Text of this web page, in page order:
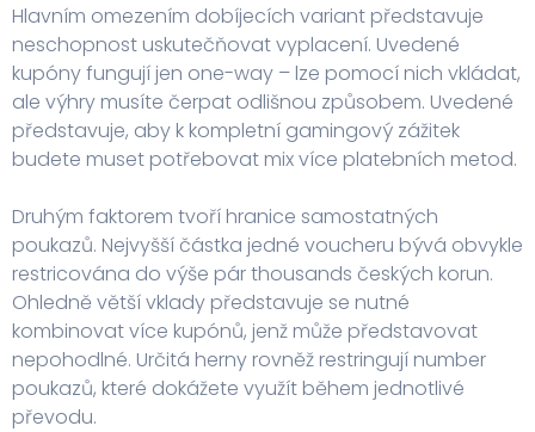
Hlavním omezením dobíjecích variant představuje
neschopnost uskutečňovat vyplacení. Uvedené
kupóny fungují jen one-way – lze pomocí nich vkládat,
ale výhry musíte čerpat odlišnou způsobem. Uvedené
představuje, aby k kompletní gamingový zážitek
budete muset potřebovat mix více platebních metod.
Druhým faktorem tvoří hranice samostatných
poukazů. Nejvyšší částka jedné voucheru bývá obvykle
restricována do výše pár thousands českých korun.
Ohledně větší vklady představuje se nutné
kombinovat více kupónů, jenž může představovat
nepohodlné. Určitá herny rovněž restringují number
poukazů, které dokážete využít během jednotlivé
převodu.